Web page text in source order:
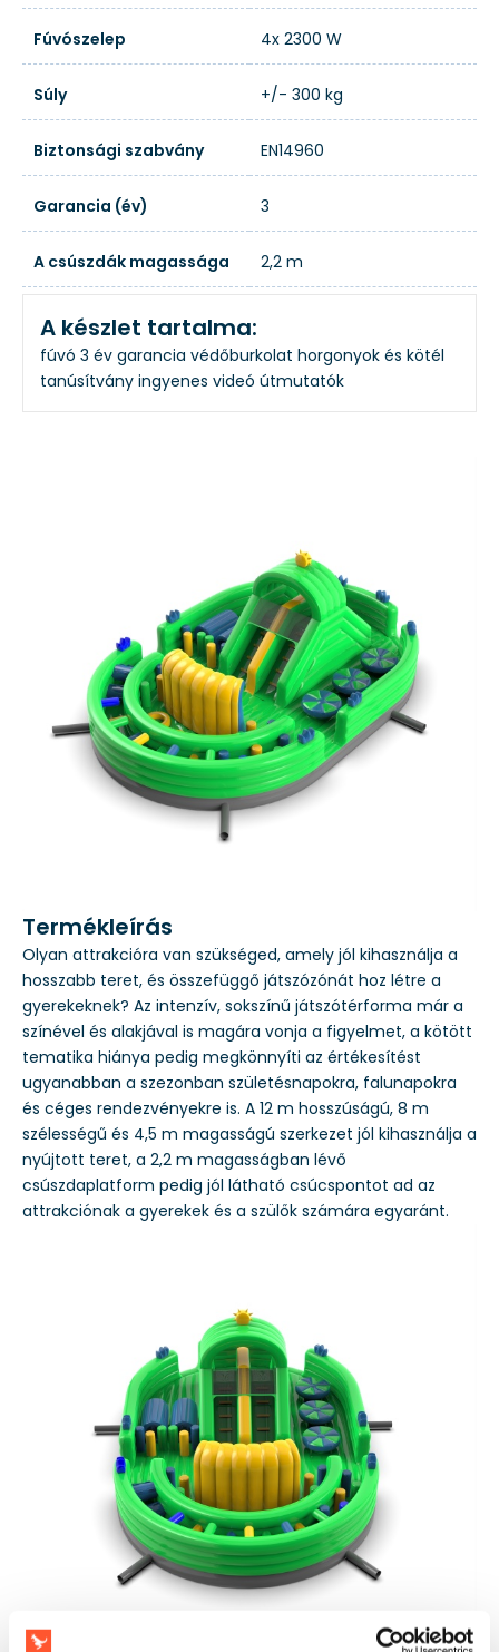
Fúvószelep 4x 2300 W
Súly +/- 300 kg
Biztonsági szabvány EN14960
Garancia (év) 3
A csúszdák magassága 2,2 m
A készlet tartalma:
fúvó 3 év garancia védőburkolat horgonyok és kötél
tanúsítvány ingyenes videó útmutatók
Termékleírás
Olyan attrakcióra van szükséged, amely jól kihasználja a
hosszabb teret, és összefüggő játszózónát hoz létre a
gyerekeknek? Az intenzív, sokszínű játszótérforma már a
színével és alakjával is magára vonja a figyelmet, a kötött
tematika hiánya pedig megkönnyíti az értékesítést
ugyanabban a szezonban születésnapokra, falunapokra
és céges rendezvényekre is. A 12 m hosszúságú, 8 m
szélességű és 4,5 m magasságú szerkezet jól kihasználja a
nyújtott teret, a 2,2 m magasságban lévő
csúszdaplatform pedig jól látható csúcspontot ad az
attrakciónak a gyerekek és a szülők számára egyaránt.